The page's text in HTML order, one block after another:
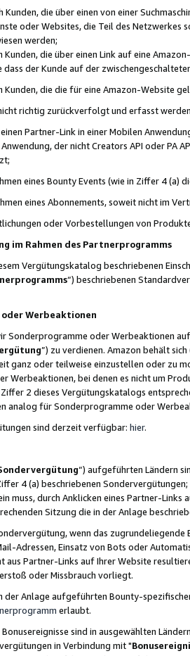
die über einen von einer
oder Websites, die Teil des Netzwerkes
werden;
die über einen Link auf eine
der Kunde auf der
die die für eine Amazon-Website
richtig zurückverfolgt und erfasst
Partner-Link in einer Mobilen
der nicht Creators API oder PA
eines Bounty Events (wie in Ziffer 4
eines Abonnements, soweit nicht im
oder Vorbestellungen von
im Rahmen des Partnerprogramms
Vergütungskatalog beschriebenen
“) beschriebenen
Werbeaktionen
Sonderprogramme oder Werbeaktionen
”) zu verdienen. Amazon behält
ganz oder teilweise einzustellen oder zu
Werbeaktionen, bei denen es nicht um
Ziffer 2 dieses Vergütungskatalogs
analog für Sonderprogramme oder
sind derzeit verfügbar: hier.
“) aufgeführten Ländern
4 (a) beschriebenen
muss, durch Anklicken eines Partner-
Sitzung die in der Anlage
wenn das
Adressen, Einsatz von Bots oder
aus Partner-Links auf Ihrer Website
oder Missbrauch vorliegt.
der Anlage aufgeführten Bounty-
erlaubt.
Bonusereignisse sind in ausgewählten
in Verbindung mit "